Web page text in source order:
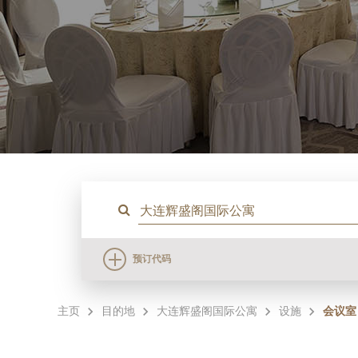
预订代码
主页 目的地 大连辉盛阁国际公寓 设施 会议室